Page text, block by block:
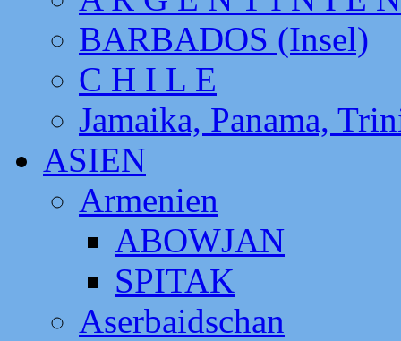
BARBADOS (Insel)
C H I L E
Jamaika, Panama,
ASIEN
Armenien
ABOWJAN
SPITAK
Aserbaidschan